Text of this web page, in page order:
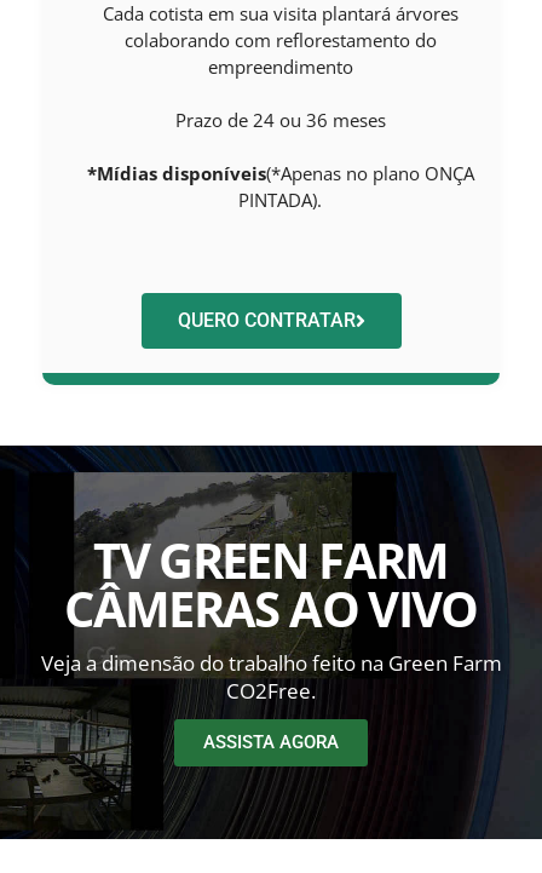
Cada cotista em sua visita plantará árvores
colaborando com reflorestamento do
empreendimento
Prazo de 24 ou 36 meses
*Mídias disponíveis(*Apenas no plano ONÇA
PINTADA).
QUERO CONTRATAR
TV GREEN FARM
CÂMERAS AO VIVO
Veja a dimensão do trabalho feito na Green Farm
CO2Free.
ASSISTA AGORA